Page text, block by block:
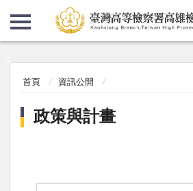
首頁 資訊公開
政策與計畫